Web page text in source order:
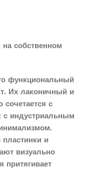
на собственном
функциональный
Их лаконичный и
с
с индустриальным
пластинки и
визуально